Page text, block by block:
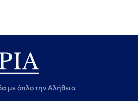
με όπλο την Αλήθεια